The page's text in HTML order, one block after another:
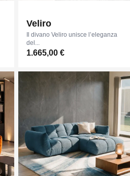
Veliro
Il divano Veliro unisce l’eleganza
del...
1.665,00 €